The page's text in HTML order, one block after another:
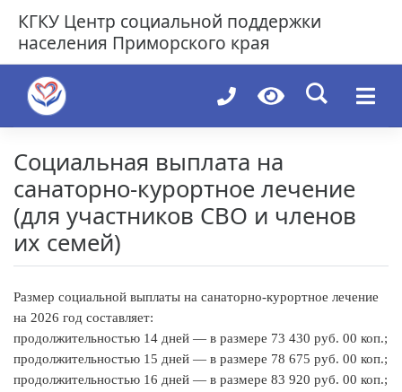
content
КГКУ Центр социальной поддержки
населения Приморского края
Социальная выплата на
санаторно-курортное лечение
(для участников СВО и членов
их семей)
Размер социальной выплаты на санаторно-курортное лечение
на 2026 год составляет:
продолжительностью 14 дней — в размере 73 430 руб. 00 коп.;
продолжительностью 15 дней — в размере 78 675 руб. 00 коп.;
продолжительностью 16 дней — в размере 83 920 руб. 00 коп.;